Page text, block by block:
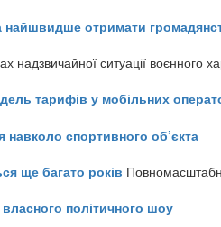
найшвидше отримати
надзвичайної ситуації воєнного
тарифів у мобільних
навколо спортивного об’єкта
ще багато років
політичного шоу